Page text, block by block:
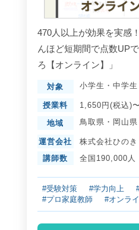
470人以上が効果を実感
んほど短期間で点数UP
ろ【オンライン】」
対象 小学生 ・ 中学生
授業料 1,650円(税込)
地域 鳥取県 ・ 岡山県
運営会社
株式会社ひのき
講師数
全国190,000人
#受験対策 #学力向上
#プロ家庭教師
#オンラ